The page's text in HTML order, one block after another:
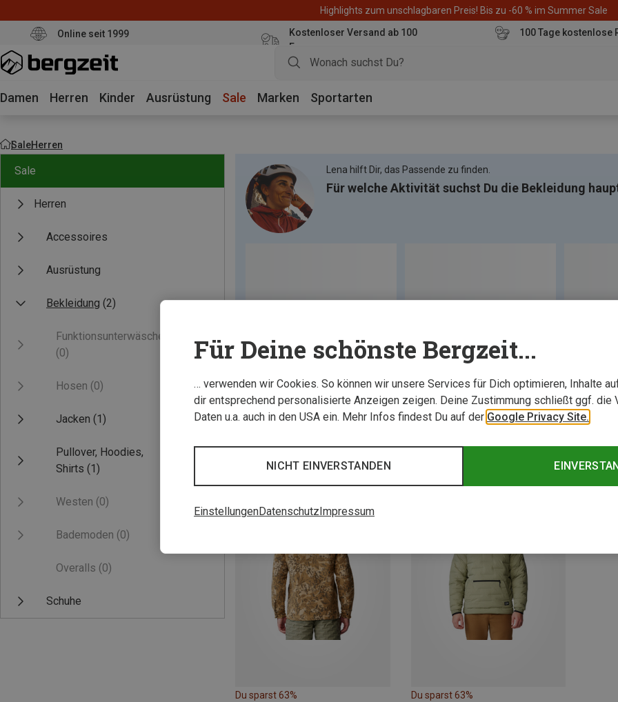
Highlights zum unschlagbaren Preis! Bis zu -60 % im Summer Sale
Online seit 1999
Kostenloser Versand ab 100
Euro
100 Tage kostenlose
Damen Herren Kinder Ausrüstung Sale Marken Sportarten
SaleHerren
Sale
Herren
Accessoires
Ausrüstung
Bekleidung (2)
Funktionsunterwäsche
(0)
Hosen (0)
Jacken (1)
Pullover, Hoodies,
Shirts (1)
Westen (0)
Bademoden (0)
Overalls (0)
Schuhe
Lena hilft Dir, das Passende zu finden.
Für welche Aktivität suchst Du die Bekleidung
Du sparst 63% Du sparst 63%
Für Deine schönste Bergzeit...
… verwenden wir Cookies. So können wir unsere Services für Dich optimieren, Inhalte
dir entsprechend personalisierte Anzeigen zeigen. Deine Zustimmung schließt ggf. die
Daten u.a. auch in den USA ein. Mehr Infos findest Du auf der Google Privacy Site.
NICHT EINVERSTANDEN
EinstellungenDatenschutzImpressum